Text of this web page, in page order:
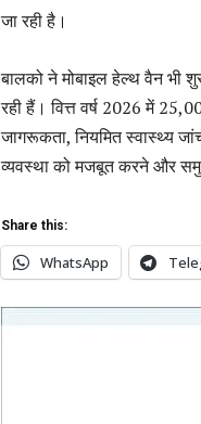
जा रही है।
बालको ने मोबाइल हेल्थ वैन भी
रही हैं। वित्त वर्ष 2026 में
जागरूकता, नियमित स्वास्थ्य
व्यवस्था को मजबूत करने और
Share this:
WhatsApp